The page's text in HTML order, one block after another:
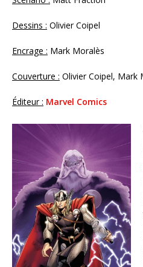
Dessins : Olivier Coipel
Encrage : Mark Moralès
Couverture : Olivier Coipel, Mark
Éditeur : Marvel Comics